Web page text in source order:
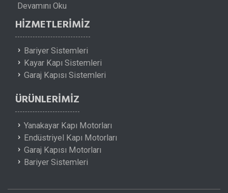
Devamını Oku
HIZMETLERIMIZ
Bariyer Sistemleri
Kayar Kapı Sistemleri
Garaj Kapısı Sistemleri
ÜRÜNLERIMIZ
Yanakayar Kapı Motorları
Endüstriyel Kapı Motorları
Garaj Kapısı Motorları
Bariyer Sistemleri